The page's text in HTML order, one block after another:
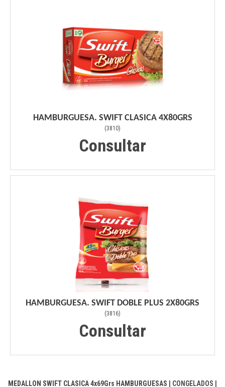
HAMBURGUESA. SWIFT CLASICA 4X80GRS
(3810)
Consultar
HAMBURGUESA. SWIFT DOBLE PLUS 2X80GRS
(3816)
Consultar
MEDALLON SWIFT CLASICA 4x69Grs HAMBURGUESAS CONGELADOS